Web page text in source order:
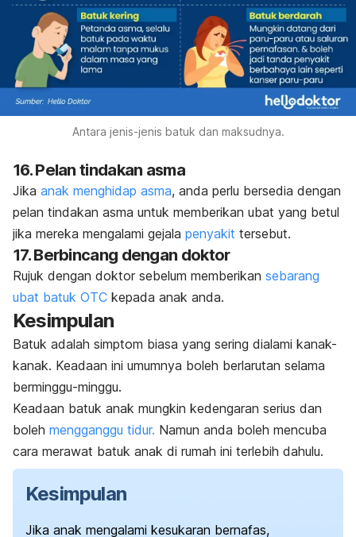
Antara jenis-jenis batuk dan maksudnya.
16. Pelan tindakan asma
Jika anak menghidap asma, anda perlu bersedia dengan
pelan tindakan asma untuk memberikan ubat yang betul
jika mereka mengalami gejala penyakit tersebut.
17. Berbincang dengan doktor
Rujuk dengan doktor sebelum memberikan sebarang
ubat batuk OTC kepada anak anda.
Kesimpulan
Batuk adalah simptom biasa yang sering dialami kanak-
kanak. Keadaan ini umumnya boleh berlarutan selama
berminggu-minggu.
Keadaan batuk anak mungkin kedengaran serius dan
boleh mengganggu tidur. Namun anda boleh mencuba
cara merawat batuk anak di rumah ini terlebih dahulu.
Kesimpulan
Jika anak mengalami kesukaran bernafas,